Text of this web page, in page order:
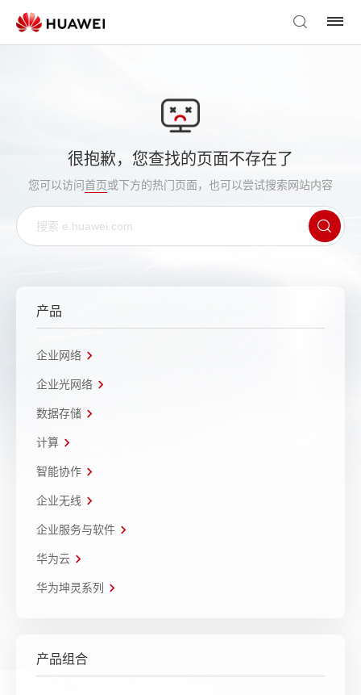
很抱歉，您查找的页面不存在了
您可以访问首页或下方的热门页面，也可以尝试搜索网站内容
产品
企业网络
企业光网络
数据存储
计算
智能协作
企业无线
企业服务与软件
华为云
华为坤灵系列
产品组合